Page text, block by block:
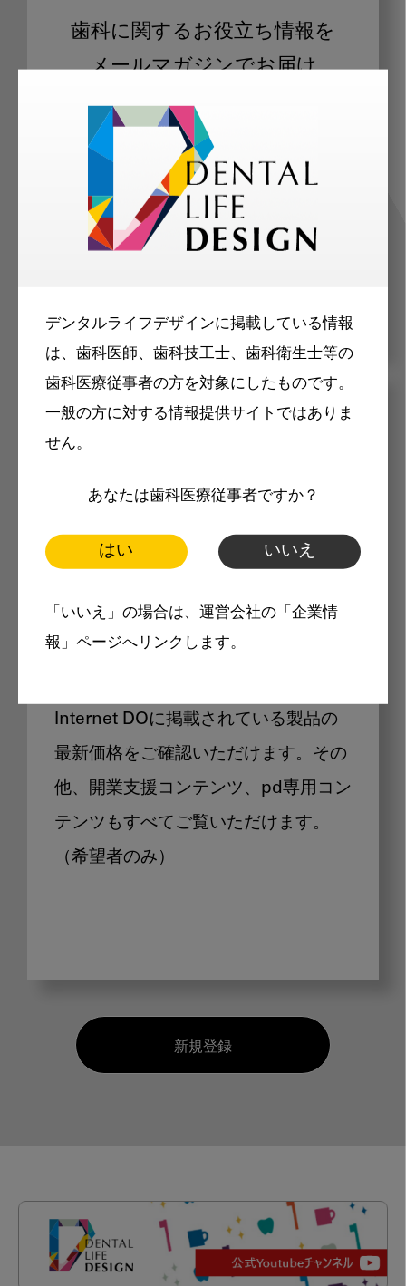
デンタルライフデザインに掲載している情報
は、歯科医師、歯科技工士、歯科衛生士等の
歯科医療従事者の方を対象にしたものです。
一般の方に対する情報提供サイトではありま
せん。
あなたは歯科医療従事者ですか？
はい いいえ
「いいえ」の場合は、運営会社の「企業情
報」ページへリンクします。
歯科に関するお役立ち情報を
メールマガジンでお届け
ご登録いただいた職種（歯科医師、歯
科衛生士、歯科技工士）に合わせた内
容のメールマガジンをお届けします。
メリット
製品価格も閲覧可能
Internet DOに掲載されている製品の
最新価格をご確認いただけます。その
他、開業支援コンテンツ、pd専用コン
テンツもすべてご覧いただけます。
（希望者のみ）
新規登録